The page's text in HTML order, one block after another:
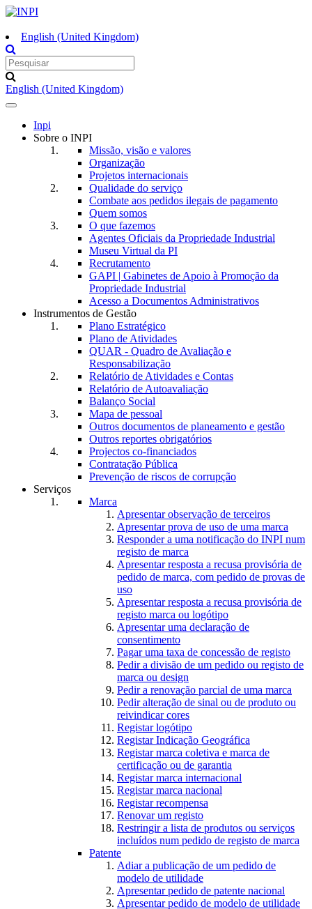
English (United Kingdom)
English (United Kingdom)
Toggle
navigation
Inpi
Sobre o INPI
Missão, visão e valores
Organização
Projetos internacionais
Qualidade do serviço
Combate aos pedidos ilegais de pagamento
Quem somos
O que fazemos
Agentes Oficiais da Propriedade Industrial
Museu Virtual da PI
Recrutamento
GAPI | Gabinetes de Apoio à Promoção da
Propriedade Industrial
Acesso a Documentos Administrativos
Instrumentos de Gestão
Plano Estratégico
Plano de Atividades
QUAR - Quadro de Avaliação e
Responsabilização
Relatório de Atividades e Contas
Relatório de Autoavaliação
Balanço Social
Mapa de pessoal
Outros documentos de planeamento e gestão
Outros reportes obrigatórios
Projectos co-financiados
Contratação Pública
Prevenção de riscos de corrupção
Serviços
Marca
Apresentar observação de terceiros
Apresentar prova de uso de uma marca
Responder a uma notificação do INPI num
registo de marca
Apresentar resposta a recusa provisória de
pedido de marca, com pedido de provas de
uso
Apresentar resposta a recusa provisória de
registo marca ou logótipo
Apresentar uma declaração de
consentimento
Pagar uma taxa de concessão de registo
Pedir a divisão de um pedido ou registo de
marca ou design
Pedir a renovação parcial de uma marca
Pedir alteração de sinal ou de produto ou
reivindicar cores
Registar logótipo
Registar Indicação Geográfica
Registar marca coletiva e marca de
certificação ou de garantia
Registar marca internacional
Registar marca nacional
Registar recompensa
Renovar um registo
Restringir a lista de produtos ou serviços
incluídos num pedido de registo de marca
Patente
Adiar a publicação de um pedido de
modelo de utilidade
Apresentar pedido de patente nacional
Apresentar pedido de modelo de utilidade